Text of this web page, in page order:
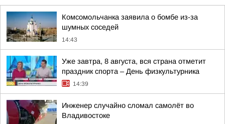
Комсомольчанка заявила о бомбе из-за
шумных соседей
14:43
Уже завтра, 8 августа, вся страна отметит
праздник спорта – День физкультурника
14:39
Инженер случайно сломал самолёт во
Владивостоке